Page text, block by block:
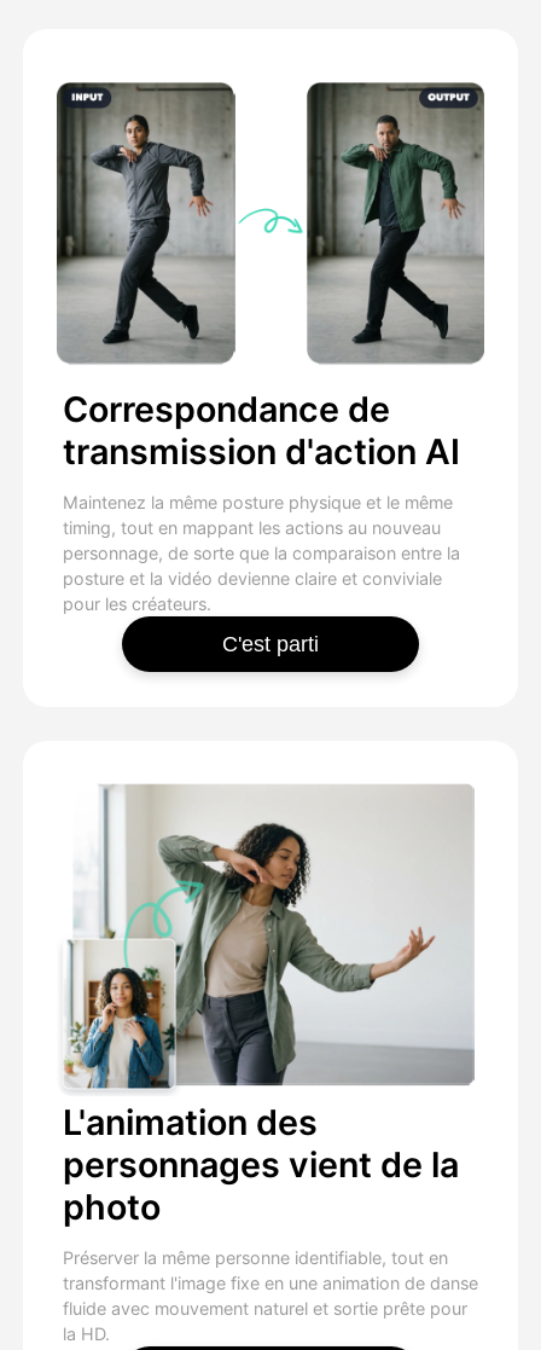
Correspondance de
transmission d'action AI
Maintenez la même posture physique et le même
timing, tout en mappant les actions au nouveau
personnage, de sorte que la comparaison entre la
posture et la vidéo devienne claire et conviviale
pour les créateurs.
C'est parti
L'animation des
personnages vient de la
photo
Préserver la même personne identifiable, tout en
transformant l'image fixe en une animation de danse
fluide avec mouvement naturel et sortie prête pour
la HD.